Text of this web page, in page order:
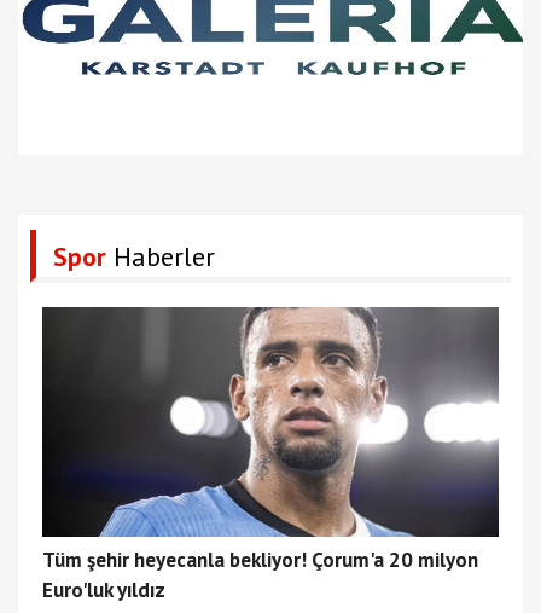
Spor Haberler
Tüm şehir heyecanla bekliyor! Çorum'a 20 milyon
Euro'luk yıldız